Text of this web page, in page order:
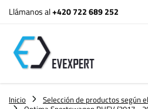
Llámanos al+420 722 689 252
Inicio Selección de productos según